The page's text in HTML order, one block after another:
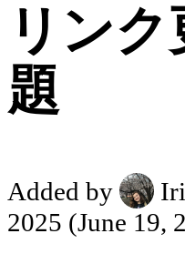
リン
題
Added by
2025 (June 19,